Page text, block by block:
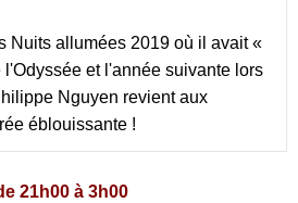
Nuits allumées 2019 où il avait «
et l'année suivante lors
Nguyen revient aux
éblouissante !
21h00 à 3h00